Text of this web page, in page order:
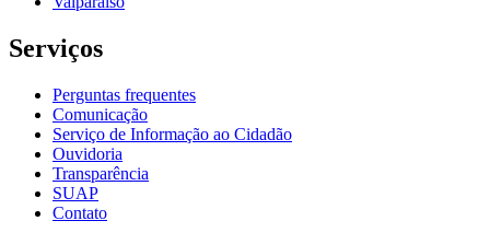
Serviços
Perguntas frequentes
Comunicação
Serviço de Informação ao Cidadão
Ouvidoria
Transparência
SUAP
Contato